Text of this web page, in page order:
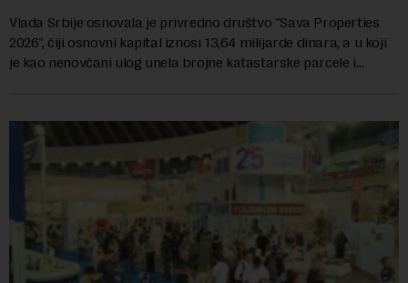
Vlada Srbije osnovala je privredno društvo "Sava Properties
2026", čiji osnovni kapital iznosi 13,64 milijarde dinara, a u koji
je kao nenovčani ulog unela brojne katastarske parcele i